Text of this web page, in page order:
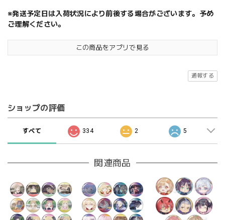
※発送予定日は入荷状況により前後する場合がございます。予め
ご理解ください。
この商品をアプリで見る
通報する
ショップの評価
すべて 334 2 5
関連商品